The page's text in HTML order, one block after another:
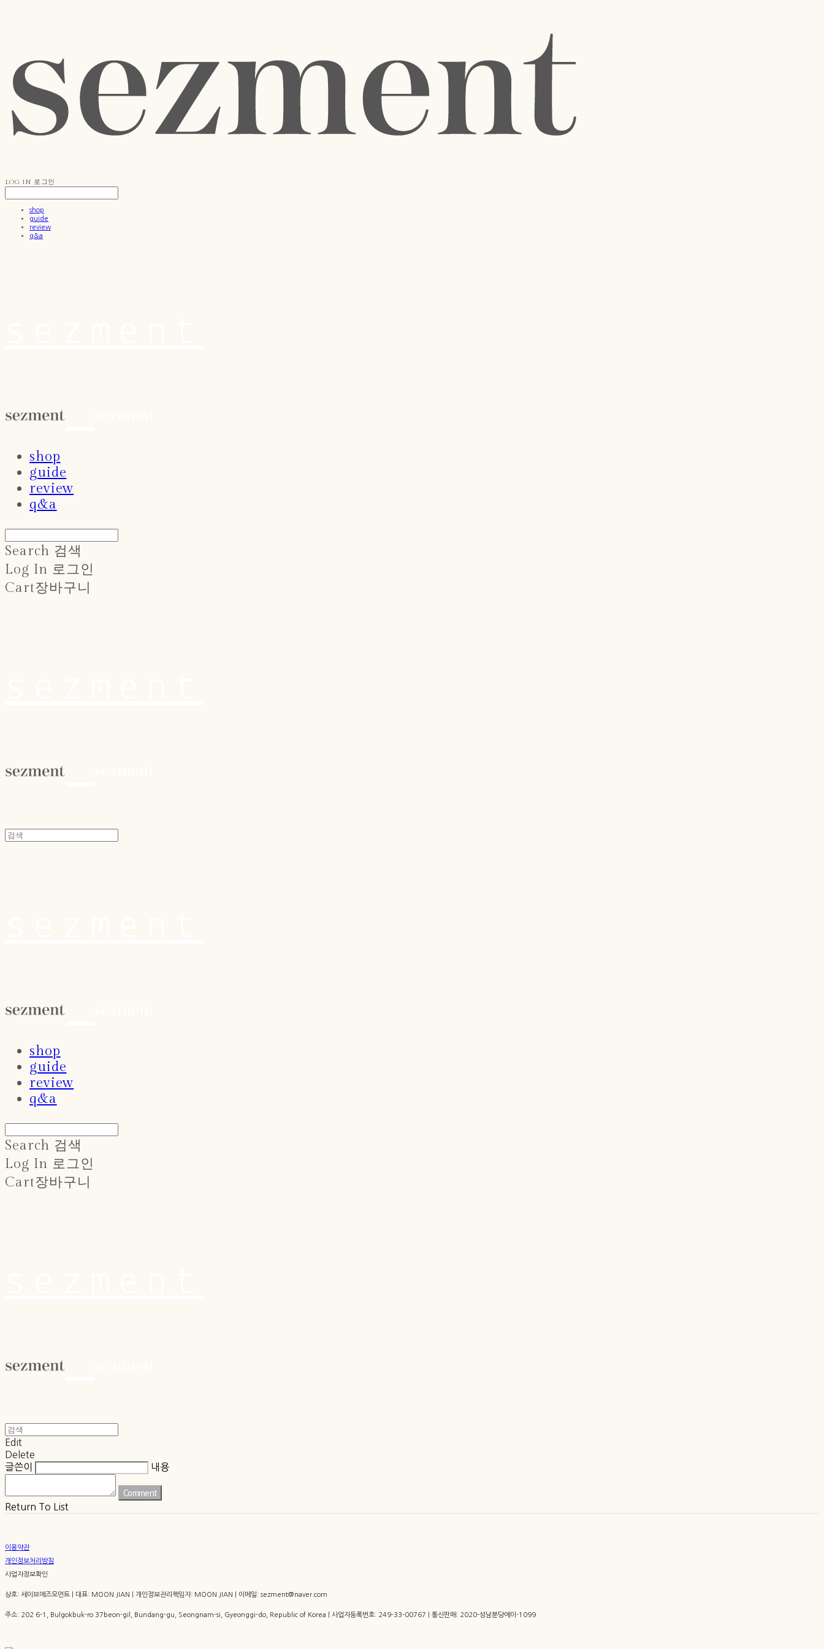
LOG IN 로그인
shop
guide
review
q&a
shop
guide
review
q&a
Search 검색
Log In 로그인
Cart장바구니
shop
guide
review
q&a
Search 검색
Log In 로그인
Cart장바구니
Edit
Delete
글쓴이
내용
Comment
Return To List
이용약관
개인정보처리방침
사업자정보확인
상호: 세이브에즈모먼트 | 대표: MOON JIAN | 개인정보관리책임자: MOON JIAN | 이메일: sezment@naver.com
주소: 202 6-1, Bulgokbuk-ro 37beon-gil, Bundang-gu, Seongnam-si, Gyeonggi-do, Republic of Korea | 사업자등록번호: 249-33-00767 | 통신판매: 2020-성남분당에이-1099